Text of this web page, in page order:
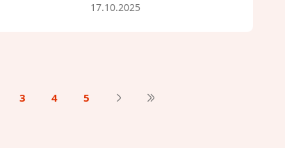
17.10.2025
3 4 5